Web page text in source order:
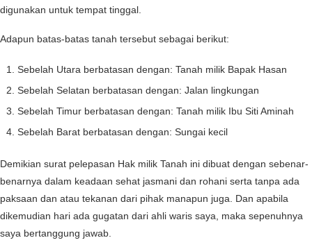
digunakan untuk tempat tinggal.
Adapun batas-batas tanah tersebut sebagai berikut:
Sebelah Utara berbatasan dengan: Tanah milik Bapak Hasan
Sebelah Selatan berbatasan dengan: Jalan lingkungan
Sebelah Timur berbatasan dengan: Tanah milik Ibu Siti Aminah
Sebelah Barat berbatasan dengan: Sungai kecil
Demikian surat pelepasan Hak milik Tanah ini dibuat dengan sebenar-
benarnya dalam keadaan sehat jasmani dan rohani serta tanpa ada
paksaan dan atau tekanan dari pihak manapun juga. Dan apabila
dikemudian hari ada gugatan dari ahli waris saya, maka sepenuhnya
saya bertanggung jawab.